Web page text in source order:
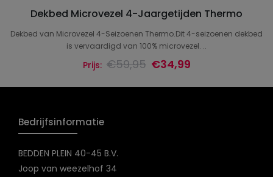
Dekbed Microvezel 4-Jaargetijden Thermo
Dekbed van Microvezel 4-Seizoenen Thermo.Dit 4-seizoenen dekbed
is vervaardigd van 100% microvezel. ..
Prijs: €59,95 €34,99
Bedrijfsinformatie
BEDDEN PLEIN 40-45 B.V.
Joop van weezelhof 34